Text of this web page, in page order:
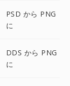
PSD から PNG
に
DDS から PNG
に